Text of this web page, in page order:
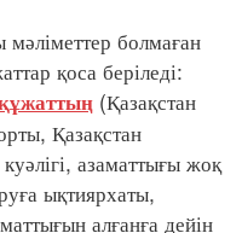
болмаған
қоса беріледі:
(Қазақстан
Қазақстан
азаматтығы жоқ
ықтиярхаты,
алғанға дейін